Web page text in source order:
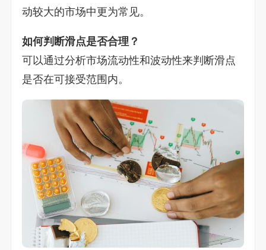
动较大的市场中更为常见。
如何判断滑点是否合理？
可以通过分析市场流动性和波动性来判断滑点
是否在可接受范围内。